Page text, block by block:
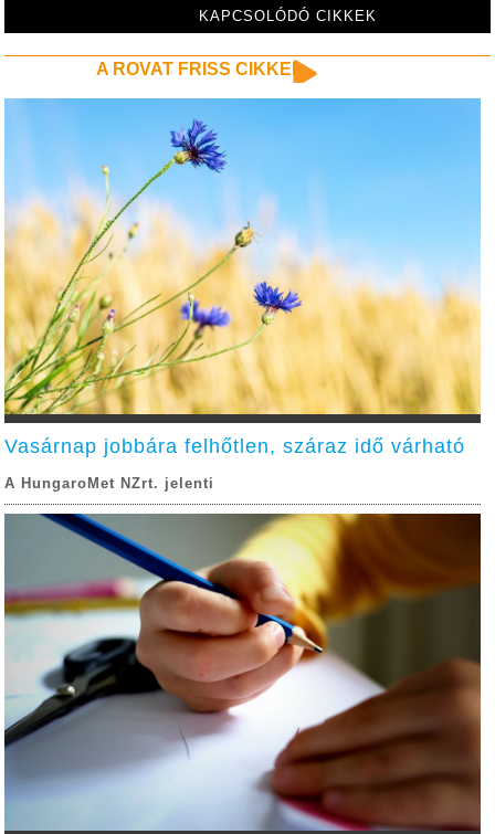
KAPCSOLÓDÓ CIKKEK
A ROVAT FRISS CIKKEI
Vasárnap jobbára felhőtlen, száraz idő várható
A HungaroMet NZrt. jelenti